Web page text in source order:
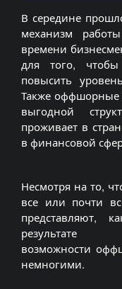
В середине
механизм
времени
для того,
повысить
Также оффшорные
выгодной
проживает в
в финансовой
Несмотря на то,
все или почти
представляют,
возможности
немногими.